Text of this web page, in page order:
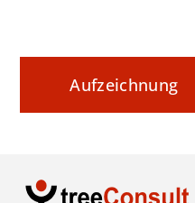
Aufzeichnung